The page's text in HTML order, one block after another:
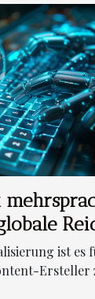
ist es
Ersteller